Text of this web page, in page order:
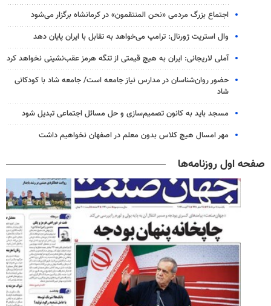
اجتماع بزرگ مردمی «نحن المنتقمون» در کرمانشاه برگزار می‌شود
وال‌ استریت ژورنال: ترامپ می‌خواهد به تقابل با ایران پایان دهد
آملی‌ لاریجانی: ایران به هیچ قیمتی از تنگه هرمز عقب‌نشینی نخواهد کرد
حضور روان‌شناسان در مدارس نیاز جامعه است/ جامعه شاد با کودکانی
شاد
مسجد باید به کانون تصمیم‌سازی و حل مسائل اجتماعی تبدیل شود
مهر امسال هیچ کلاس بدون معلم در اصفهان نخواهیم داشت
صفحه اول روزنامه‌ها